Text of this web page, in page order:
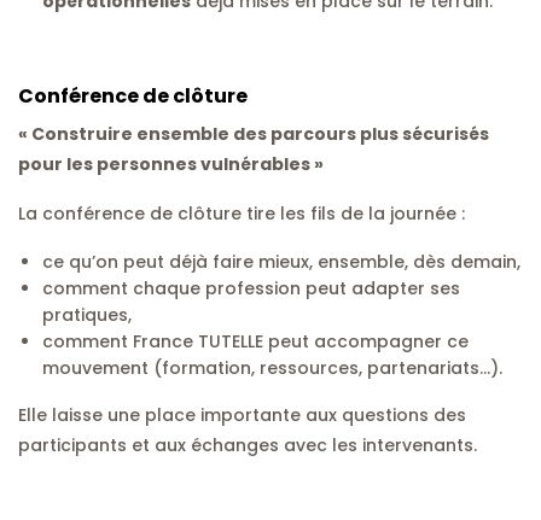
Conférence de clôture
« Construire ensemble des parcours plus sécurisés
pour les personnes vulnérables »
La conférence de clôture tire les fils de la journée :
ce qu’on peut déjà faire mieux, ensemble, dès demain,
comment chaque profession peut adapter ses
pratiques,
comment France TUTELLE peut accompagner ce
mouvement (formation, ressources, partenariats…).
Elle laisse une place importante aux questions des
participants et aux échanges avec les intervenants.